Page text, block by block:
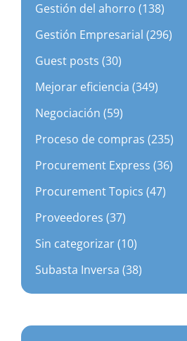
Gestión del ahorro (138)
Gestión Empresarial (296)
Guest posts (30)
Mejorar eficiencia (349)
Negociación (59)
Proceso de compras (235)
Procurement Express (36)
Procurement Topics (47)
Proveedores (37)
Sin categorizar (10)
Subasta Inversa (38)